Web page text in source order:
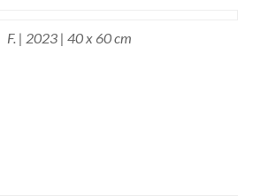
F. | 2023 | 40 x 60 cm